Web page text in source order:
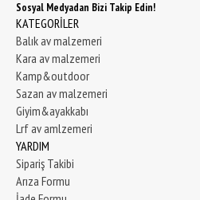
Sosyal Medyadan Bizi Takip Edin!
KATEGORİLER
Balık av malzemeri
Kara av malzemeri
Kamp&outdoor
Sazan av malzemeri
Giyim&ayakkabı
Lrf av amlzemeri
YARDIM
Sipariş Takibi
Arıza Formu